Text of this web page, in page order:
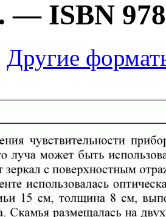
— ISBN
Другие